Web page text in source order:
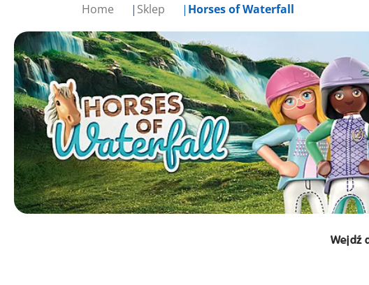
Home Sklep Horses of Waterfall
Wejdź